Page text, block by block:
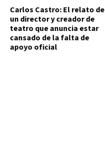
Carlos Castro: El relato de
un director y creador de
teatro que anuncia estar
cansado de la falta de
apoyo oficial